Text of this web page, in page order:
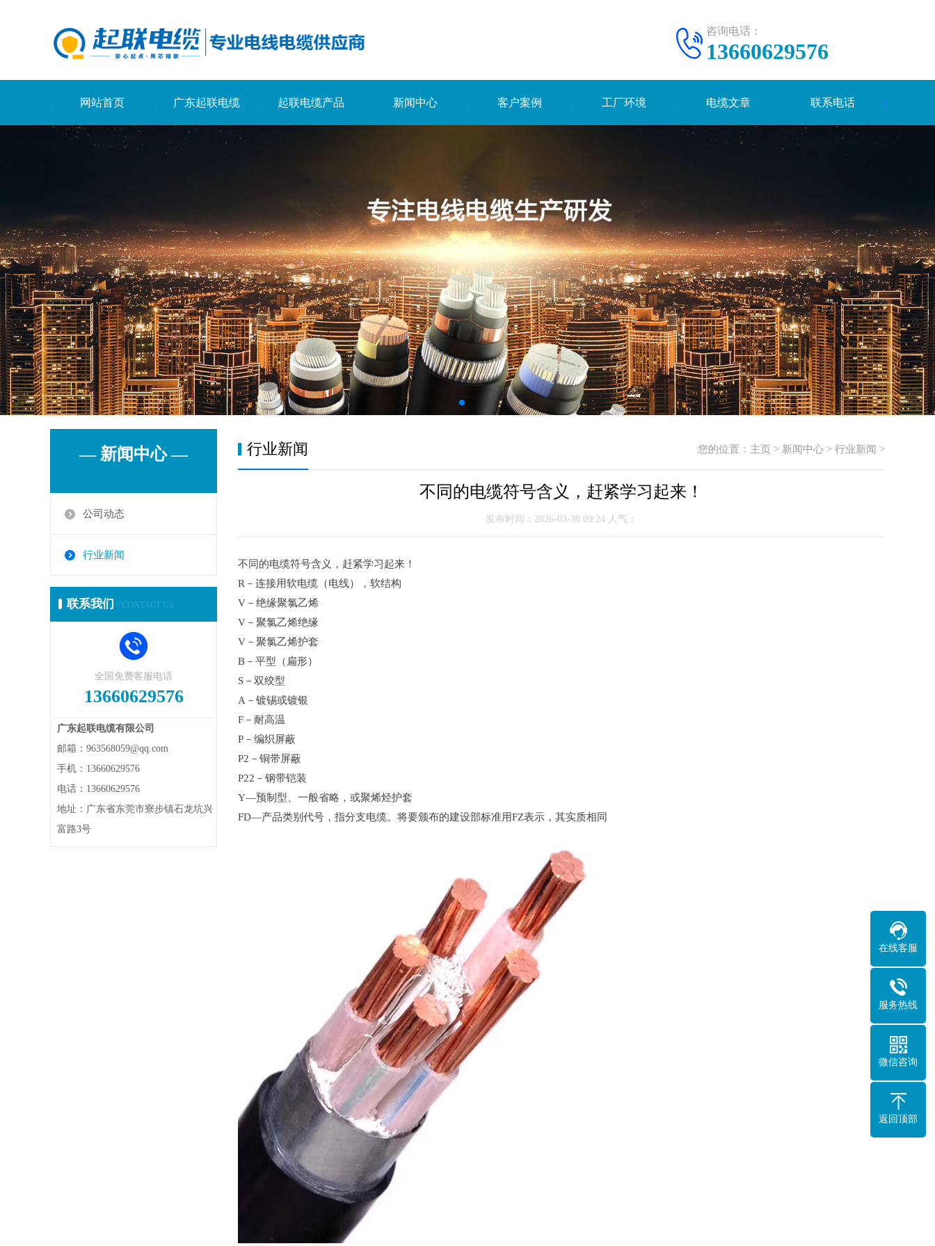
咨询电话：
13660629576
网站首页 广东起联电缆 起联电缆产品 新闻中心 客户案例 工厂环境 电缆文章 联系电话
— 新闻中心 —
公司动态
行业新闻
联系我们 / CONTACT US
全国免费客服电话
13660629576
广东起联电缆有限公司
邮箱：963568059@qq.com
手机：13660629576
电话：13660629576
地址：广东省东莞市寮步镇石龙坑兴
富路3号
您的位置： 主页 > 新闻中心 > 行业新闻 >
行业新闻
不同的电缆符号含义，赶紧学习起来！
发布时间：2026-03-30 09:24 人气：
不同的电缆符号含义，赶紧学习起来！
R－连接用软电缆（电线），软结构
V－绝缘聚氯乙烯
V－聚氯乙烯绝缘
V－聚氯乙烯护套
B－平型（扁形）
S－双绞型
A－镀锡或镀银
F－耐高温
P－编织屏蔽
P2－铜带屏蔽
P22－钢带铠装
Y—预制型、一般省略，或聚烯烃护套
FD—产品类别代号，指分支电缆。将要颁布的建设部标准用FZ表示，其实质相同
在线客服
服务热线
微信咨询
返回顶部